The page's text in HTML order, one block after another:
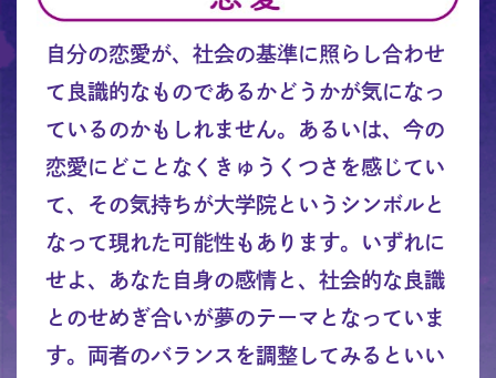
自分の恋愛が、社会の基準に照らし合わせ
て良識的なものであるかどうかが気になっ
ているのかもしれません。あるいは、今の
恋愛にどことなくきゅうくつさを感じてい
て、その気持ちが大学院というシンボルと
なって現れた可能性もあります。いずれに
せよ、あなた自身の感情と、社会的な良識
とのせめぎ合いが夢のテーマとなっていま
す。両者のバランスを調整してみるといい